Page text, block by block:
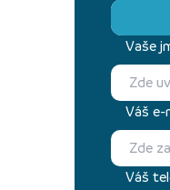
Vaše
Váš e-
Váš